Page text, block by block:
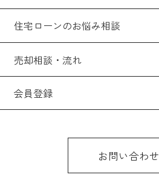
住宅ローンのお悩み相談
売却相談・流れ
会員登録
お問い合わせ